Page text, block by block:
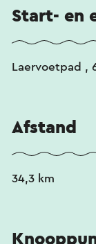
Start- en
Laervoetpad ,
Afstand
34,3 km